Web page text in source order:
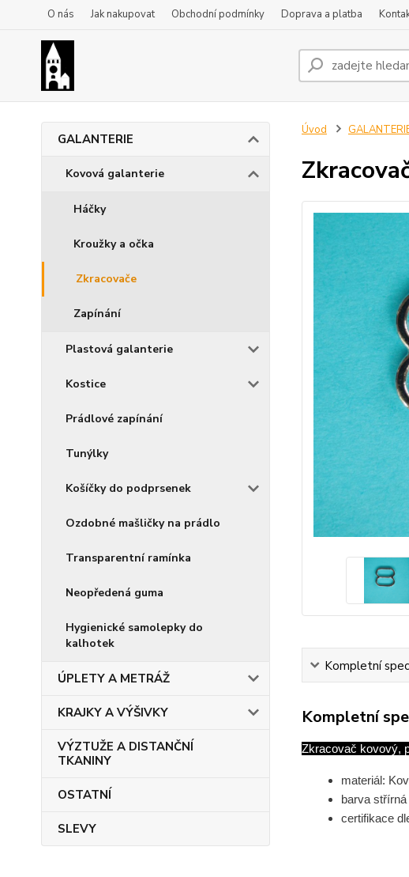
O nás Jak nakupovat Obchodní podmínky Doprava a platba
GALANTERIE
Kovová galanterie
Háčky
Kroužky a očka
Zkracovače
Zapínání
Plastová galanterie
Kostice
Prádlové zapínání
Tunýlky
Košíčky do podprsenek
Ozdobné mašličky na prádlo
Transparentní ramínka
Neopředená guma
Hygienické samolepky do
kalhotek
ÚPLETY A METRÁŽ
KRAJKY A VÝŠIVKY
VÝZTUŽE A DISTANČNÍ
TKANINY
OSTATNÍ
SLEVY
Úvod
Kompletní
Kompletní
Zkracovač kovový,
materiál:
barva
certifikace